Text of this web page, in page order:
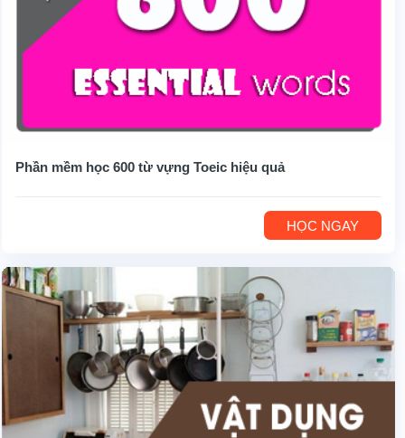
Phần mềm học 600 từ vựng Toeic hiệu quả
HỌC NGAY